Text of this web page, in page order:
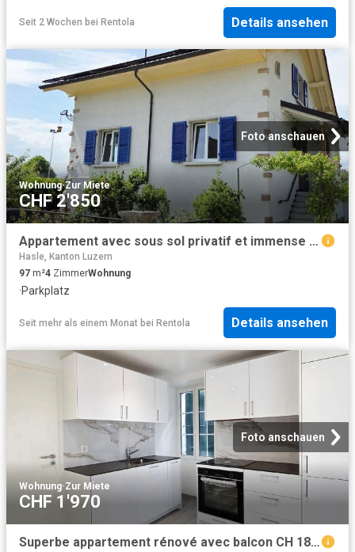
Seit 2 Wochen bei Rentola Details ansehen
Foto anschauen
Wohnung·Zur Miete
CHF 2'850
Appartement avec sous sol privatif et immense jardin CH 1008 Prilly, Chemin des Creuses 32 CHF 2'850. /mois + ch
Hasle, Kanton Luzern
97 m²4 ZimmerWohnung
·Parkplatz
Seit mehr als einem Monat bei Rentola Details ansehen
Foto anschauen
Wohnung·Zur Miete
CHF 1'970
Superbe appartement rénové avec balcon CH 1820 Veytaux, Le They 4 CHF 1'970. /mois + ch